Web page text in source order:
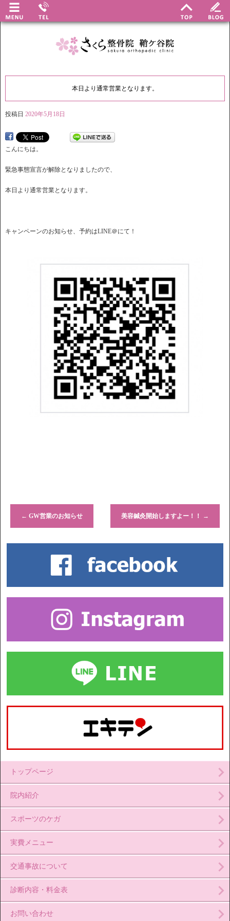
本日より通常営業となります。
投稿日 2020年5月18日
こんにちは。
緊急事態宣言が解除となりましたので、
本日より通常営業となります。
キャンペーンのお知らせ、予約はLINE＠にて！
← GW営業のお知らせ 美容鍼灸開始しますよー！！ →
トップページ
院内紹介
スポーツのケガ
実費メニュー
交通事故について
診断内容・料金表
お問い合わせ